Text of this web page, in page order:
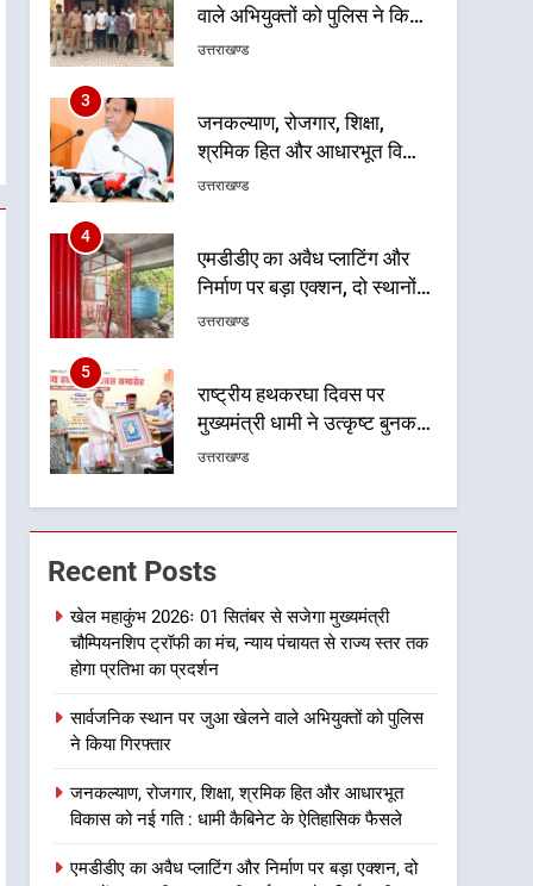
वाले अभियुक्तों को पुलिस ने किया
गिरफ्तार
उत्तराखण्ड
3
जनकल्याण, रोजगार, शिक्षा,
श्रमिक हित और आधारभूत विकास
को नई गति : धामी कैबिनेट के
उत्तराखण्ड
4
एमडीडीए का अवैध प्लाटिंग और
निर्माण पर बड़ा एक्शन, दो स्थानों
पर ध्वस्तीकरण, मसूरी मार्ग पर
उत्तराखण्ड
5
राष्ट्रीय हथकरघा दिवस पर
मुख्यमंत्री धामी ने उत्कृष्ट बुनकरों
और हस्तशिल्प कारीगरों को किया
उत्तराखण्ड
6
उत्तराखंड कांग्रेस में बड़ा
संगठनात्मक फेरबदल, नई
कार्यकारिणी और समितियों का
गठन
7
मुख्यमंत्री धामी बोले- युवाओं को
प्राथमिकता, आने वाले महीनों में
उत्तराखण्ड
दिल्ली-देहरादून आर्थिक कॉरिडोर
से जुड़ी 12 किमी ग्रीनफील्ड
बाईपास परियोजना का डीएम ने
उत्तराखण्ड
Recent Posts
खेल महाकुंभ 2026ः 01 सितंबर से सजेगा मुख्यमंत्री
चौम्पियनशिप ट्रॉफी का मंच, न्याय पंचायत से राज्य स्तर तक
होगा प्रतिभा का प्रदर्शन
सार्वजनिक स्थान पर जुआ खेलने वाले अभियुक्तों को पुलिस
ने किया गिरफ्तार
जनकल्याण, रोजगार, शिक्षा, श्रमिक हित और आधारभूत
विकास को नई गति : धामी कैबिनेट के ऐतिहासिक फैसले
एमडीडीए का अवैध प्लाटिंग और निर्माण पर बड़ा एक्शन, दो